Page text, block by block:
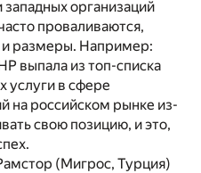
западных организаций
проваливаются,
и размеры. Например:
выпала из топ-списка
услуги в сфере
на российском рынке из-
свою позицию, и это,
(Мигрос, Турция)